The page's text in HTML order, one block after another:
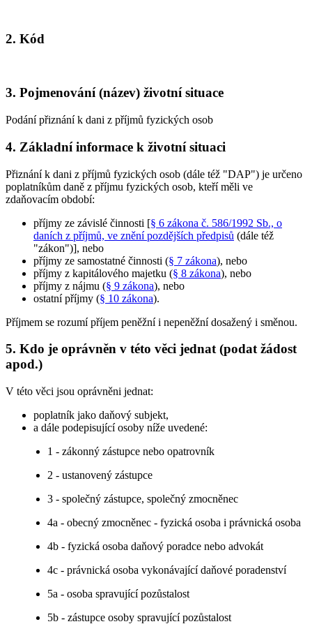
2. Kód
3. Pojmenování (název) životní situace
Podání přiznání k dani z příjmů fyzických osob
4. Základní informace k životní situaci
Přiznání k dani z příjmů fyzických osob (dále též "DAP") je určeno
poplatníkům daně z příjmu fyzických osob, kteří měli ve
zdaňovacím období:
příjmy ze závislé činnosti [§ 6 zákona č. 586/1992 Sb., o
daních z příjmů, ve znění pozdějších předpisů (dále též
"zákon")], nebo
příjmy ze samostatné činnosti (§ 7 zákona), nebo
příjmy z kapitálového majetku (§ 8 zákona), nebo
příjmy z nájmu (§ 9 zákona), nebo
ostatní příjmy (§ 10 zákona).
Příjmem se rozumí příjem peněžní i nepeněžní dosažený i směnou.
5. Kdo je oprávněn v této věci jednat (podat žádost
apod.)
V této věci jsou oprávněni jednat:
poplatník jako daňový subjekt,
a dále podepisující osoby níže uvedené:
1 - zákonný zástupce nebo opatrovník
2 - ustanovený zástupce
3 - společný zástupce, společný zmocněnec
4a - obecný zmocněnec - fyzická osoba i právnická osoba
4b - fyzická osoba daňový poradce nebo advokát
4c - právnická osoba vykonávající daňové poradenství
5a - osoba spravující pozůstalost
5b - zástupce osoby spravující pozůstalost